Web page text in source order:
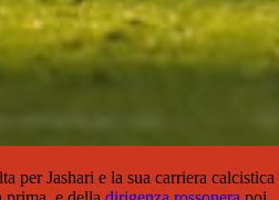
per Jashari e la sua carriera calcistica